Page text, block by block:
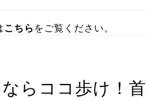
こちら をご覧ください。
らココ歩け！